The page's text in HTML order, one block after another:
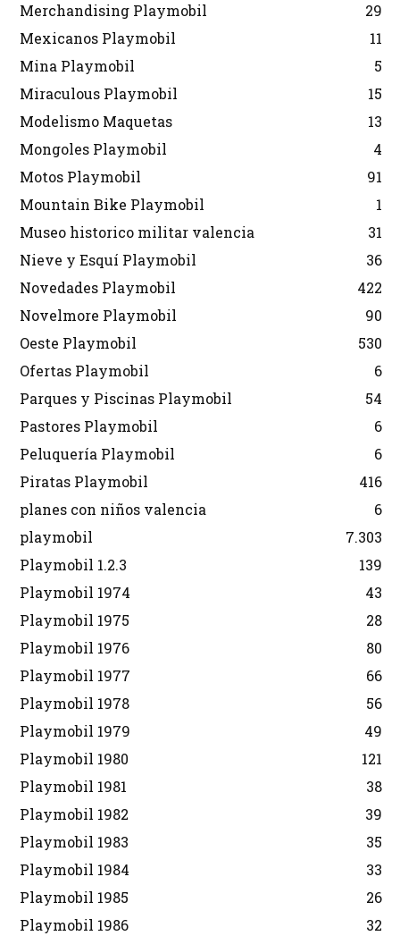
Merchandising Playmobil
29
Mexicanos Playmobil
11
Mina Playmobil
5
Miraculous Playmobil
15
Modelismo Maquetas
13
Mongoles Playmobil
4
Motos Playmobil
91
Mountain Bike Playmobil
1
Museo historico militar valencia
31
Nieve y Esquí Playmobil
36
Novedades Playmobil
422
Novelmore Playmobil
90
Oeste Playmobil
530
Ofertas Playmobil
6
Parques y Piscinas Playmobil
54
Pastores Playmobil
6
Peluquería Playmobil
6
Piratas Playmobil
416
planes con niños valencia
6
playmobil
7.303
Playmobil 1.2.3
139
Playmobil 1974
43
Playmobil 1975
28
Playmobil 1976
80
Playmobil 1977
66
Playmobil 1978
56
Playmobil 1979
49
Playmobil 1980
121
Playmobil 1981
38
Playmobil 1982
39
Playmobil 1983
35
Playmobil 1984
33
Playmobil 1985
26
Playmobil 1986
32